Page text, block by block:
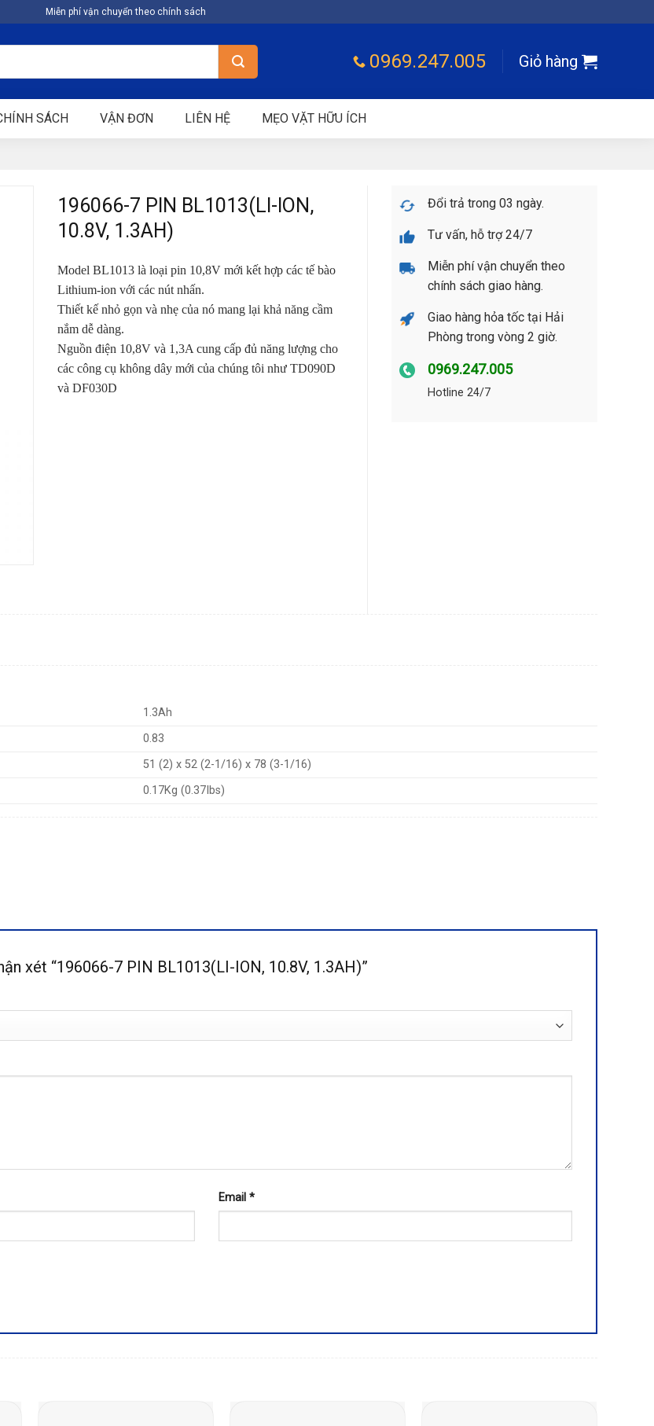
Miễn phí vận chuyển theo chính sách
0969.247.005 Giỏ hàng
SÁCH VẬN ĐƠN LIÊN HỆ MẸO VẶT HỮU ÍCH
196066-7 PIN BL1013(LI-ION,
10.8V, 1.3AH)
Model BL1013 là loại pin 10,8V mới kết hợp các tế bào
Lithium-ion với các nút nhấn.
Thiết kế nhỏ gọn và nhẹ của nó mang lại khả năng cầm
nắm dễ dàng.
Nguồn điện 10,8V và 1,3A cung cấp đủ năng lượng cho
các công cụ không dây mới của chúng tôi như TD090D
và DF030D
Đổi trả trong 03 ngày.
Tư vấn, hỗ trợ 24/7
Miễn phí vận chuyển theo
chính sách giao hàng.
Giao hàng hỏa tốc tại Hải
Phòng trong vòng 2 giờ.
0969.247.005
Hotline 24/7
1.3Ah
0.83
51 (2) x 52 (2-1/16) x 78 (3-1/16)
0.17Kg (0.37Ibs)
xét “196066-7 PIN BL1013(LI-ION, 10.8V, 1.3AH)”
Email *